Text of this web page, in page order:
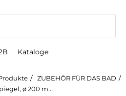
Kataloge
ZUBEHÖR FÜR DAS BAD
mm, mit LED-Beleuchtung